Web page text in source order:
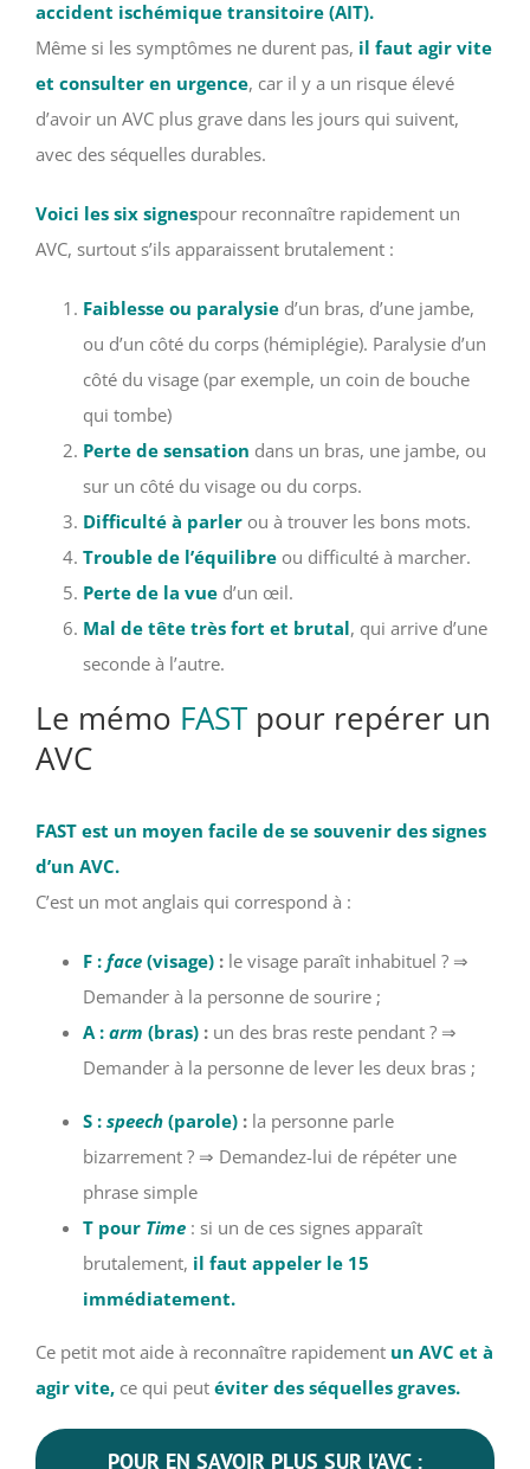
accident ischémique transitoire (AIT).
Même si les symptômes ne durent pas, il faut agir vite
et consulter en urgence, car il y a un risque élevé
d’avoir un AVC plus grave dans les jours qui suivent,
avec des séquelles durables.
Voici les six signespour reconnaître rapidement un
AVC, surtout s’ils apparaissent brutalement :
Faiblesse ou paralysied’un bras, d’une jambe,
ou d’un côté du corps (hémiplégie). Paralysie d’un
côté du visage (par exemple, un coin de bouche
qui tombe)
Perte de sensation dans un bras, une jambe, ou
sur un côté du visage ou du corps.
Difficulté à parlerou à trouver les bons mots.
Trouble de l’équilibreou difficulté à marcher.
Perte de la vued’un œil.
Mal de tête très fort et brutal, qui arrive d’une
seconde à l’autre.
Le mémo FASTpour repérer un
AVC
FAST est un moyen facile de se souvenir des signes
d’un AVC.
C’est un mot anglais qui correspond à :
F : face(visage): le visage paraît inhabituel ? ⇒
Demander à la personne de sourire ;
A : arm (bras): un des bras reste pendant ? ⇒
Demander à la personne de lever les deux bras ;
S : speech(parole):la personne parle
bizarrement ? ⇒ Demandez-lui de répéter une
phrase simple
T pour Time: si un de ces signes apparaît
brutalement, il faut appeler le 15
immédiatement.
Ce petit mot aide à reconnaître rapidementun AVC et à
agir vite, ce qui peut éviter des séquelles graves.
POUR EN SAVOIR PLUS SUR l’AVC :